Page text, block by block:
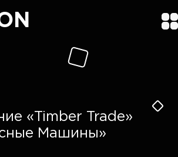
«Timber Trade»
Машины»